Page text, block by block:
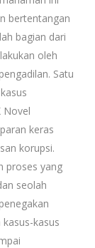
bertentangan
bagian dari
oleh
Satu
Novel
keras
korupsi.
proses yang
seolah
kasus